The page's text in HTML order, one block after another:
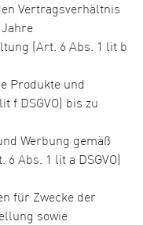
Vertragsverhältnis
(Art. 6 Abs. 1 lit b
Produkte und
f DSGVO) bis zu
Werbung gemäß
Abs. 1 lit a DSGVO)
für Zwecke der
sowie